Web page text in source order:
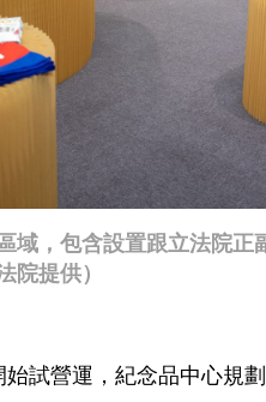
域，包含設置跟立法院正
提供）
試營運，紀念品中心規